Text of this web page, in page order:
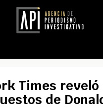
Times
de